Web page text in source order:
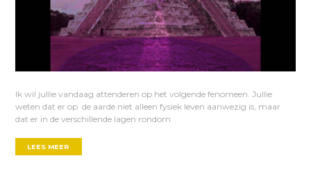
Ik wil jullie vandaag attenderen op het volgende fenomeen. Jullie
weten dat er op de aarde niet alleen fysiek leven aanwezig is, maar
dat er in de verschillende lagen rondom
LEES MEER